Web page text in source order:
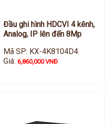
Đầu ghi hình HDCVI 4 kênh,
Analog, IP lên đến 8Mp
Mã SP: KX-4K8104D4
Giá:6,860,000 VNĐ